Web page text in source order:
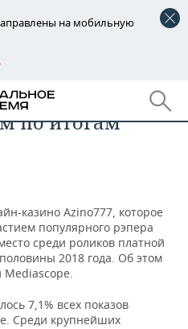
на мобильную
по итогам
казино Azino777, которое
популярного рэпера
среди роликов платной
2018 года. Об этом
Mediascope.
7,1% всех показов
Среди крупнейших